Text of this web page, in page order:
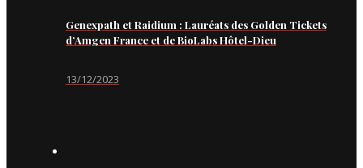
Genexpath et Raidium : Lauréats des Golden Tickets
d’Amgen France et de BioLabs Hôtel-Dieu
13/12/2023